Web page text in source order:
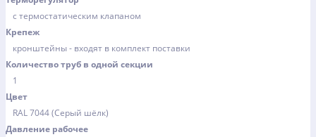
с термостатическим клапаном
Крепеж
кронштейны - входят в комплект поставки
Количество труб в одной секции
1
Цвет
RAL 7044 (Серый шёлк)
Давление рабочее